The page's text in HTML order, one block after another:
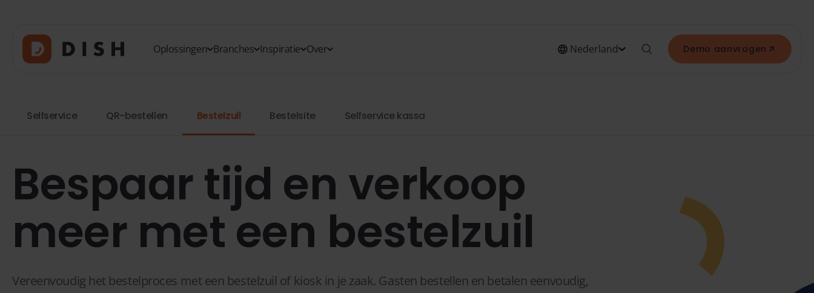
Oplossingen Branches Inspiratie Over Nederland Demo aanvragen
Selfservice QR-bestellen Bestelzuil Bestelsite Selfservice kassa
Bespaar tijd en verkoop
meer met een bestelzuil
Vereenvoudig het bestelproces met een bestelzuil of kiosk in je zaak. Gasten bestellen en betalen eenvoudig,